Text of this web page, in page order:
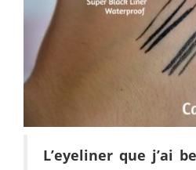
L’eyeliner que j’ai